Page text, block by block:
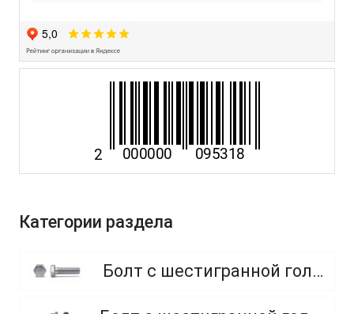
Категории раздела
Болт с шестигранной головкой, полная резьба, класс прочности 8.8